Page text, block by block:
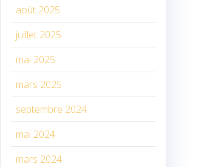
août 2025
juillet 2025
mai 2025
mars 2025
septembre 2024
mai 2024
mars 2024